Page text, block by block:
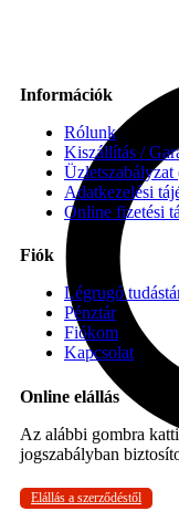
Információk
Rólunk
Kiszállítás /
Adatkezelési
Online fizetési
Fiók
Légrugó
Pénztár
Fiókom
Kapcsolat
Online elállás
Az alábbi gombra
jogszabályban
Elállás a szerződéstől